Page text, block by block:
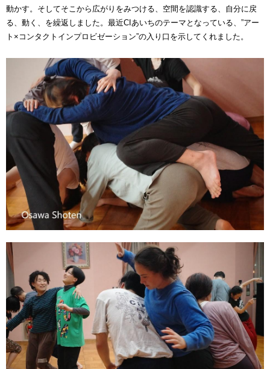
動かす。そしてそこから広がりをみつける、空間を認識する、自分に戻
る、動く、を繰返しました。最近CIあいちのテーマとなっている、”アー
ト×コンタクトインプロビゼーション”の入り口を示してくれました。